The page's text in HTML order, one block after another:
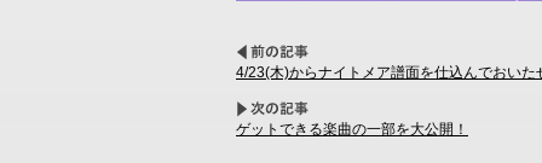
4/23(木)からナイトメア譜面を仕込んでおいた
ゲットできる楽曲の一部を大公開！